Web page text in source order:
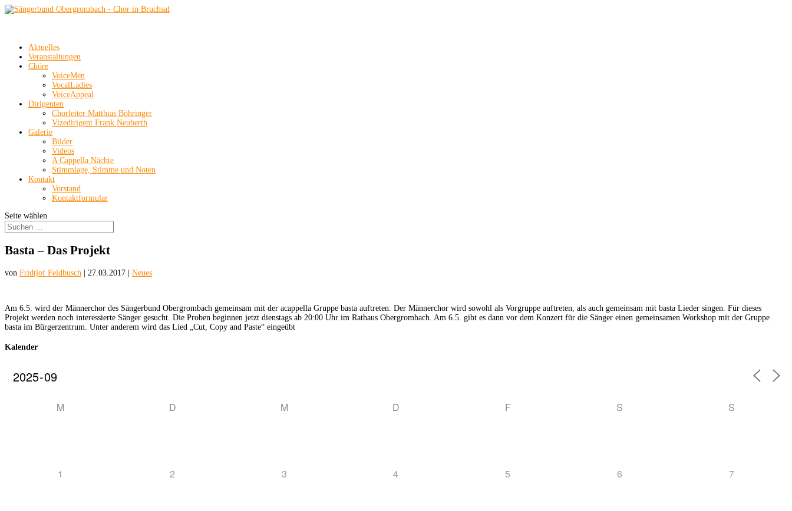
Aktuelles
Veranstaltungen
Chöre
VoiceMen
VocalLadies
VoiceAppeal
Dirigenten
Chorleiter Matthias Böhringer
Vizedirigent Frank Neuberth
Galerie
Bilder
Videos
A Cappella Nächte
Stimmlage, Stimme und Noten
Kontakt
Vorstand
Kontaktformular
Seite wählen
Basta – Das Projekt
von Fridtjof Feldbusch 27.03.2017 Neues
Am 6.5. wird der Männerchor des Sängerbund Obergrombach gemeinsam mit der acappella Gruppe basta auftreten. Der Männerchor wird sowohl als Vorgruppe auftreten, als auch gemeinsam mit basta Lieder singen. Für dieses
Projekt werden noch interessierte Sänger gesucht. Die Proben beginnen jetzt dienstags ab 20:00 Uhr im Rathaus Obergrombach. Am 6.5. gibt es dann vor dem Konzert für die Sänger einen gemeinsamen Workshop mit der Gruppe
basta im Bürgerzentrum. Unter anderem wird das Lied „Cut, Copy and Paste“ eingeübt
Kalender
M D M D F S S
1 2 3 4 5 6 7